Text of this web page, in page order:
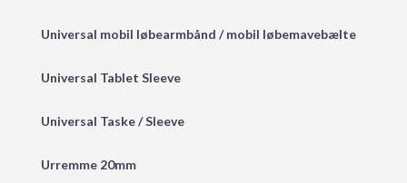
Universal mobil løbearmbånd / mobil løbemavebælte
Universal Tablet Sleeve
Universal Taske / Sleeve
Urremme 20mm